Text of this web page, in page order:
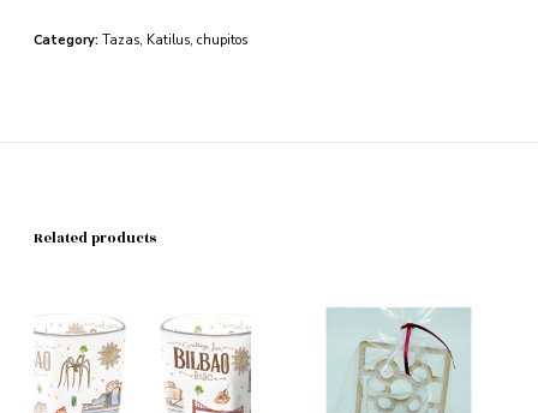
Category: Tazas, Katilus, chupitos
Related products